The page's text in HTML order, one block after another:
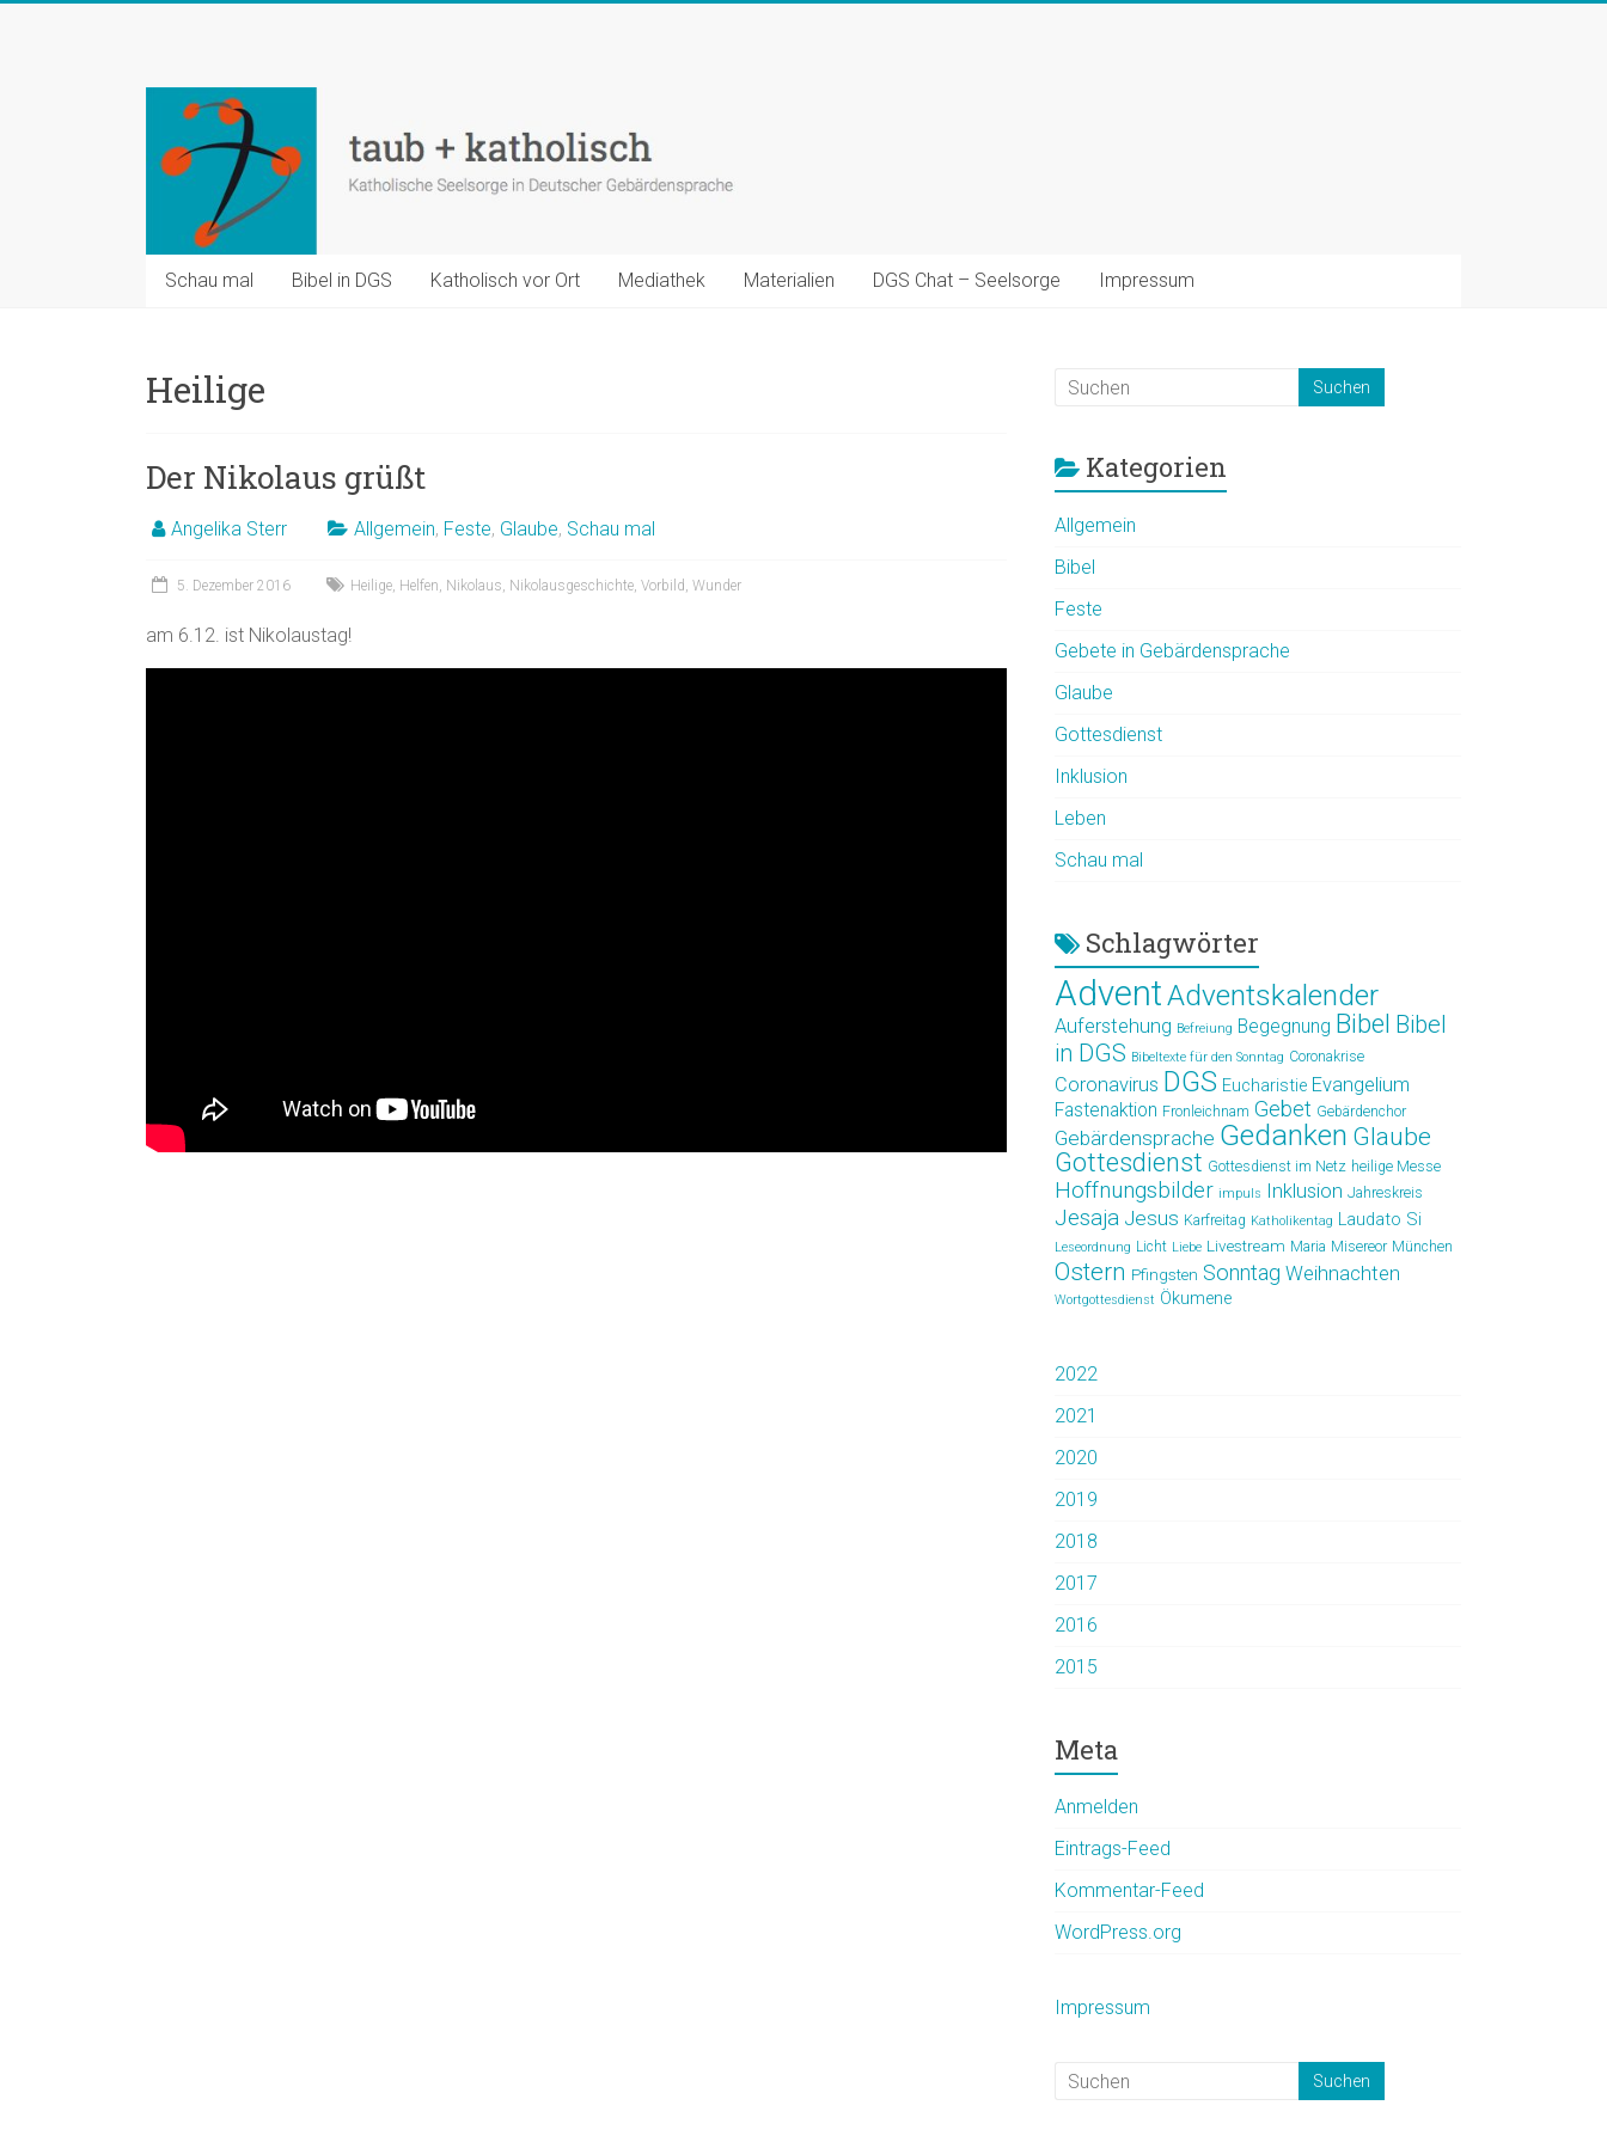
taub
katholisch
Katholische
Seelsorge
Schau mal Bibel in DGS Katholisch vor Ort Mediathek Materialien DGS Chat – Seelsorge Impressum
Heilige
Der Nikolaus grüßt
Angelika Sterr Allgemein, Feste, Glaube, Schau mal
5. Dezember 2016 Heilige, Helfen, Nikolaus, Nikolausgeschichte, Vorbild , Wunder
am 6.12. ist Nikolaustag!
Kategorien
Allgemein
Bibel
Feste
Gebete in Gebärdensprache
Glaube
Gottesdienst
Inklusion
Leben
Schau mal
Schlagwörter
AdventAdventskalender
Auferstehung Befreiung Begegnung Bibel Bibel
in DGS Bibeltexte für den Sonntag Coronakrise
Coronavirus DGS Eucharistie Evangelium
Fastenaktion Fronleichnam Gebet Gebärdenchor
Gebärdensprache Gedanken Glaube
Gottesdienst Gottesdienst im Netz heilige Messe
Hoffnungsbilder impuls Inklusion Jahreskreis
Jesaja Jesus Karfreitag Katholikentag Laudato Si
Leseordnung Licht Liebe Livestream Maria Misereor München
Ostern Pfingsten Sonntag Weihnachten
Wortgottesdienst Ökumene
2022
2021
2020
2019
2018
2017
2016
2015
Meta
Anmelden
Eintrags-Feed
Kommentar-Feed
WordPress.org
Impressum